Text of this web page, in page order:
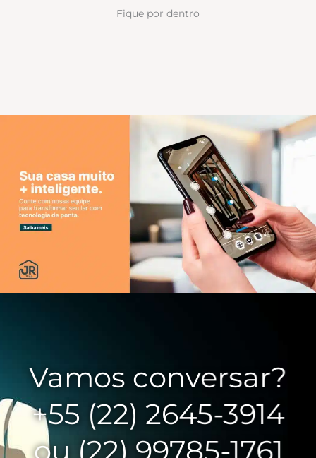
Fique por dentro
Vamos conversar?
+55 (22) 2645-3914
ou (22) 99785-1761